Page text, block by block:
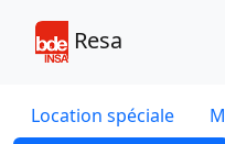
Resa
Location spéciale